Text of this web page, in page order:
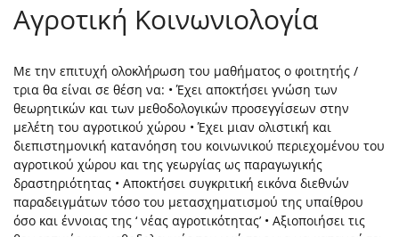
Αγροτική Κοινωνιολογία
Με την επιτυχή ολοκλήρωση του μαθήματος ο φοιτητής /
τρια θα είναι σε θέση να: • Έχει αποκτήσει γνώση των
θεωρητικών και των μεθοδολογικών προσεγγίσεων στην
μελέτη του αγροτικού χώρου • Έχει μιαν ολιστική και
διεπιστημονική κατανόηση του κοινωνικού περιεχομένου του
αγροτικού χώρου και της γεωργίας ως παραγωγικής
δραστηριότητας • Αποκτήσει συγκριτική εικόνα διεθνών
παραδειγμάτων τόσο του μετασχηματισμού της υπαίθρου
όσο και έννοιας της ‘ νέας αγροτικότητας’ • Αξιοποιήσει τις